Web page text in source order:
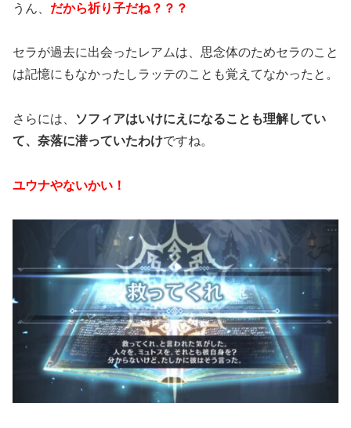
うん、 だから祈り子だね？？？
セラが過去に出会ったレアムは、思念体のためセラのこと
は記憶にもなかったしラッテのことも覚えてなかったと。
さらには、
ソフィアはいけにえになることも理解してい
て、奈落に潜っていたわけですね。
ユウナやないかい！